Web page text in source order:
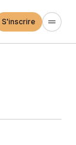
S'inscrire